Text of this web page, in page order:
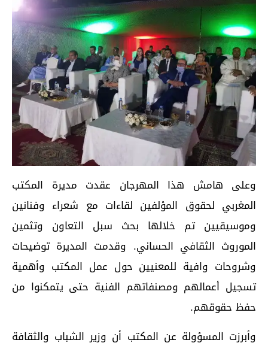
وعلى هامش هذا المهرجان عقدت مديرة المكتب
المغربي لحقوق المؤلفين لقاءات مع شعراء وفنانين
وموسيقيين تم خلالها بحث سبل التعاون وتثمين
الموروث الثقافي الحساني. وقدمت المديرة توضيحات
وشروحات وافية للمعنيين حول عمل المكتب وأهمية
تسجيل أعمالهم ومصنفاتهم الفنية حتى يتمكنوا من
حفظ حقوقهم.
وأبرزت المسؤولة عن المكتب أن وزير الشباب والثقافة